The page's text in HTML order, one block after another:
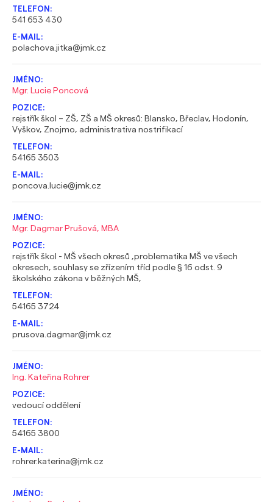
541 653 430
polachova.jitka@jmk.cz
Mgr. Lucie Poncová
rejstřík škol – ZŠ, ZŠ a MŠ okresů: Blansko, Břeclav, Hodonín,
Vyškov, Znojmo, administrativa nostrifikací
54165 3503
poncova.lucie@jmk.cz
Mgr. Dagmar Prušová, MBA
rejstřík škol - MŠ všech okresů ,problematika MŠ ve všech
okresech, souhlasy se zřízením tříd podle § 16 odst. 9
školského zákona v běžných MŠ,
54165 3724
prusova.dagmar@jmk.cz
Ing. Kateřina Rohrer
vedoucí oddělení
54165 3800
rohrer.katerina@jmk.cz